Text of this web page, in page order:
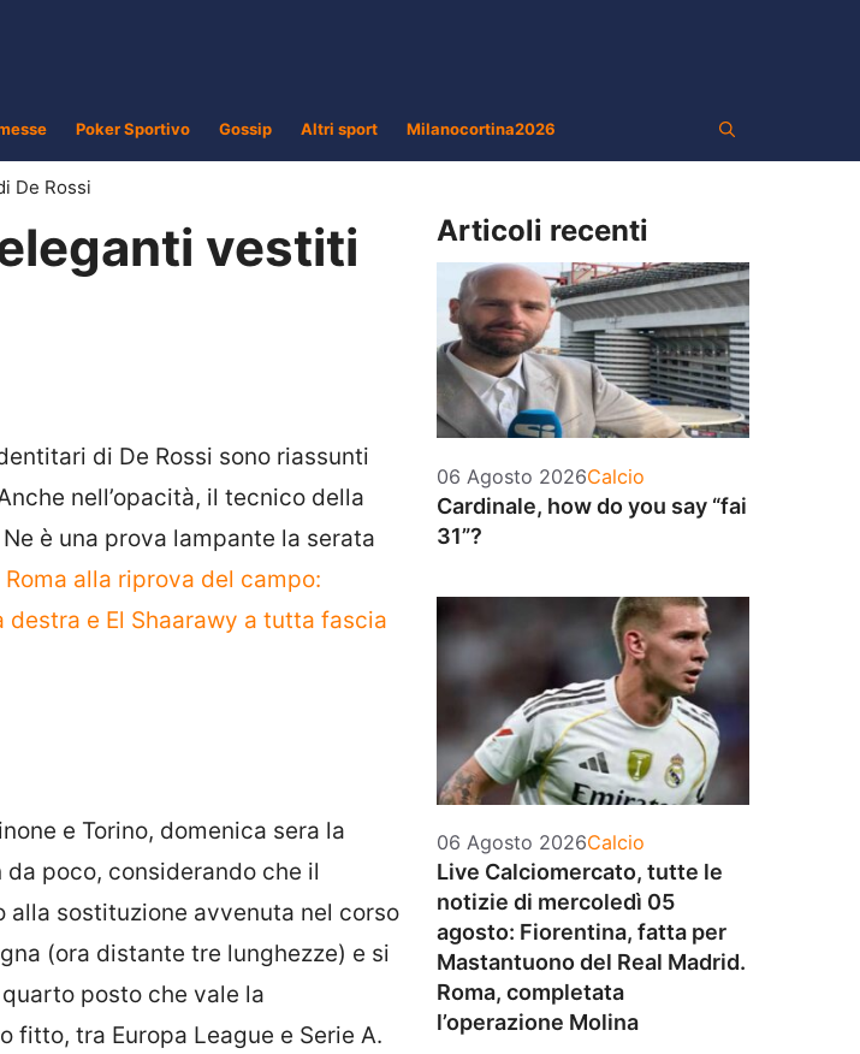
Poker Sportivo Gossip Altri sport Milanocortina2026
De Rossi
vestiti
di De Rossi sono riassunti
nell’opacità, il tecnico della
è una prova lampante la serata
alla riprova del campo:
e El Shaarawy a tutta fascia
e Torino, domenica sera la
poco, considerando che il
sostituzione avvenuta nel corso
(ora distante tre lunghezze) e si
posto che vale la
fitto, tra Europa League e Serie A.
Articoli recenti
06 Agosto 2026Categorie
Calcio
Cardinale, how do you say “fai
31”?
06 Agosto 2026Categorie
Calcio
Live Calciomercato, tutte le
notizie di mercoledì 05
agosto: Fiorentina, fatta per
Mastantuono del Real Madrid.
Roma, completata
l’operazione Molina